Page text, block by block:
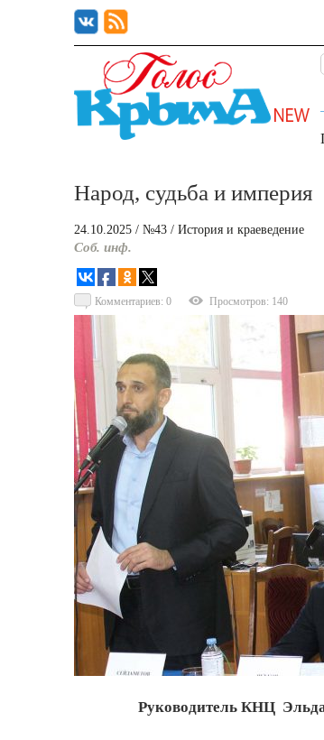
Народ, судьба и империя
24.10.2025 / №43 / История и краеведение
Соб. инф.
Комментариев: 0 Просмотров: 140
Руководитель КНЦ